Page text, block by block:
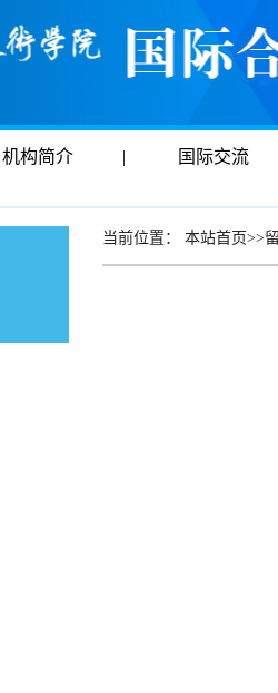
机构简介 | 国际交流
当前位置： 本站首页>>